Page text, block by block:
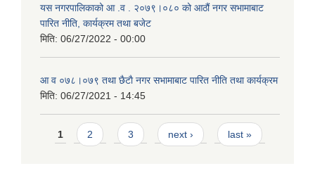
यस नगरपालिकाको आ‍ .व . २०७९।०८० को आठौं नगर सभामाबाट
पारित नीति, कार्यक्रम तथा बजेट
मिति: 06/27/2022 - 00:00
आ‍ व ०७८।०७९ तथा छैटाै नगर सभामाबाट पारित नीति तथा कार्यक्रम
मिति: 06/27/2021 - 14:45
Pages
1 2 3 next › last »